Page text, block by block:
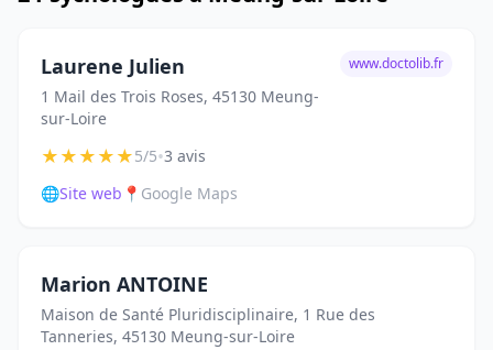
Laurene Julien
1 Mail des Trois Roses, 45130 Meung-
sur-Loire
www.doctolib.fr
★★★★★5/5•3 avis
🌐Site web 📍 Google Maps
Marion ANTOINE
Maison de Santé Pluridisciplinaire, 1 Rue des
Tanneries, 45130 Meung-sur-Loire